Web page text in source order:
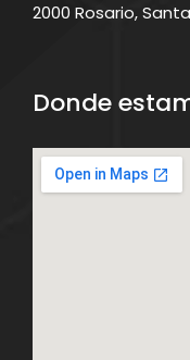
2000 Rosario,
Donde